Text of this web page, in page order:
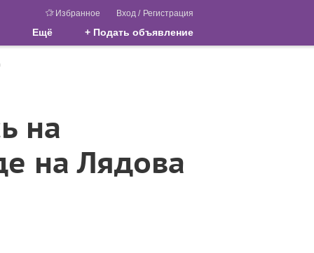
Избранное Вход / Регистрация
Ещё + Подать объявление
на
на Лядова